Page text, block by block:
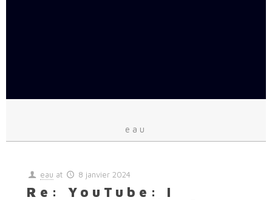
eau
eau at 8 janvier 2024
Re: YouTube: I